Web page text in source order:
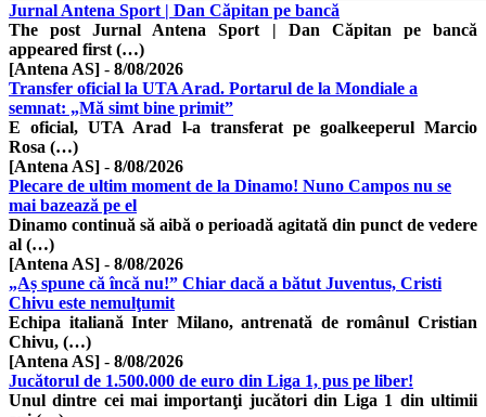
Jurnal Antena Sport | Dan Căpitan pe bancă
The post Jurnal Antena Sport | Dan Căpitan pe bancă
appeared first (…)
[Antena AS] - 8/08/2026
Transfer oficial la UTA Arad. Portarul de la Mondiale a
semnat: „Mă simt bine primit”
E oficial, UTA Arad l-a transferat pe goalkeeperul Marcio
Rosa (…)
[Antena AS] - 8/08/2026
Plecare de ultim moment de la Dinamo! Nuno Campos nu se
mai bazează pe el
Dinamo continuă să aibă o perioadă agitată din punct de vedere
al (…)
[Antena AS] - 8/08/2026
„Aș spune că încă nu!” Chiar dacă a bătut Juventus, Cristi
Chivu este nemulţumit
Echipa italiană Inter Milano, antrenată de românul Cristian
Chivu, (…)
[Antena AS] - 8/08/2026
Jucătorul de 1.500.000 de euro din Liga 1, pus pe liber!
Unul dintre cei mai importanţi jucători din Liga 1 din ultimii